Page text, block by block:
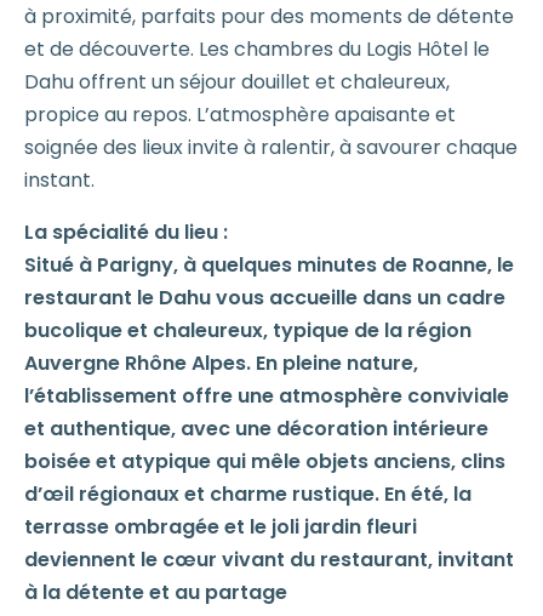
à proximité, parfaits pour des moments de détente
et de découverte. Les chambres du Logis Hôtel le
Dahu offrent un séjour douillet et chaleureux,
propice au repos. L’atmosphère apaisante et
soignée des lieux invite à ralentir, à savourer chaque
instant.
La spécialité du lieu :
Situé à Parigny, à quelques minutes de Roanne, le
restaurant le Dahu vous accueille dans un cadre
bucolique et chaleureux, typique de la région
Auvergne Rhône Alpes. En pleine nature,
l’établissement offre une atmosphère conviviale
et authentique, avec une décoration intérieure
boisée et atypique qui mêle objets anciens, clins
d’œil régionaux et charme rustique. En été, la
terrasse ombragée et le joli jardin fleuri
deviennent le cœur vivant du restaurant, invitant
à la détente et au partage